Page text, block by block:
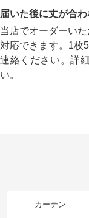
届いた後に丈が合
当店でオーダーい
対応できます。1枚
連絡ください。詳
い。
カーテン